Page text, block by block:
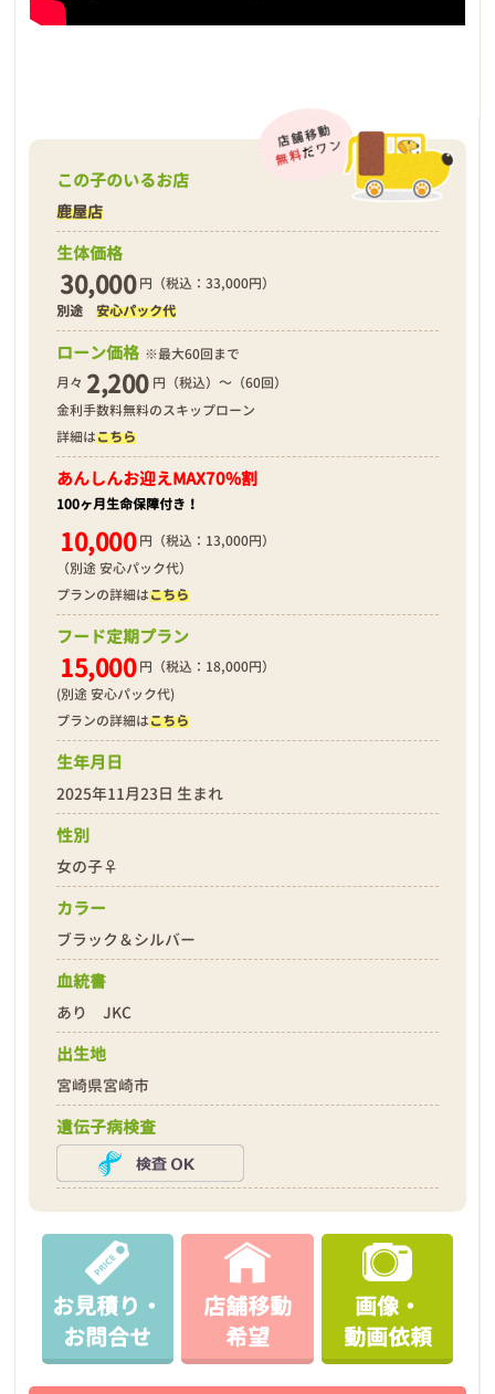
この子のいるお店
鹿屋店
生体価格
30,000 円（税込：33,000円）
別途安心パック代
ローン価格 ※最大60回まで
月々 2,200 円（税込）～（60回）
金利手数料無料のスキップローン
詳細はこちら
あんしんお迎えMAX70%割
100ヶ月生命保障付き！
10,000 円（税込：13,000円）
（別途 安心パック代）
プランの詳細はこちら
フード定期プラン
15,000 円（税込：18,000円）
(別途 安心パック代)
プランの詳細はこちら
生年月日
2025年11月23日 生まれ
性別
女の子♀
カラー
ブラック＆シルバー
血統書
あり JKC
出生地
宮崎県宮崎市
遺伝子病検査
お見積り・
お問合せ
店舗移動
希望
画像・
動画依頼